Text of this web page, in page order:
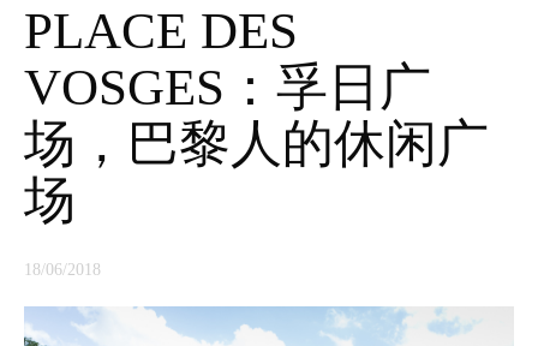
PLACE DES
VOSGES：孚日广
场，巴黎人的休闲广
场
18/06/2018